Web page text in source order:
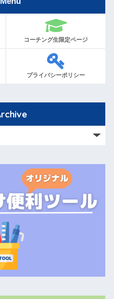
コーチング生限定ページ
プライバシーポリシー